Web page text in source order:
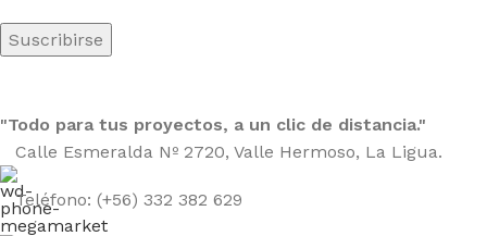
"Todo para tus proyectos, a un clic de distancia."
Calle Esmeralda Nº 2720, Valle Hermoso, La Ligua.
Teléfono: (+56) 332 382 629